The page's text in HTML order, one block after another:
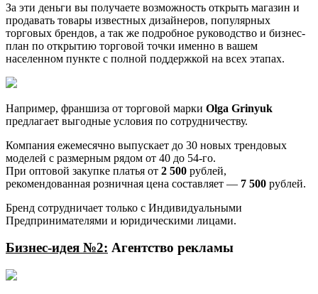
За эти деньги вы получаете возможность открыть магазин и
продавать товары известных дизайнеров, популярных
торговых брендов, а так же подробное руководство и бизнес-
план по открытию торговой точки именно в вашем
населенном пункте с полной поддержкой на всех этапах.
Например, франшиза от торговой марки Olga Grinyuk
предлагает выгодные условия по сотрудничеству.
Компания ежемесячно выпускает до 30 новых трендовых
моделей с размерным рядом от 40 до 54-го.
При оптовой закупке платья от 2 500 рублей,
рекомендованная розничная цена составляет — 7 500 рублей.
Бренд сотрудничает только с Индивидуальными
Предпринимателями и юридическими лицами.
Бизнес-идея №2: Агентство рекламы